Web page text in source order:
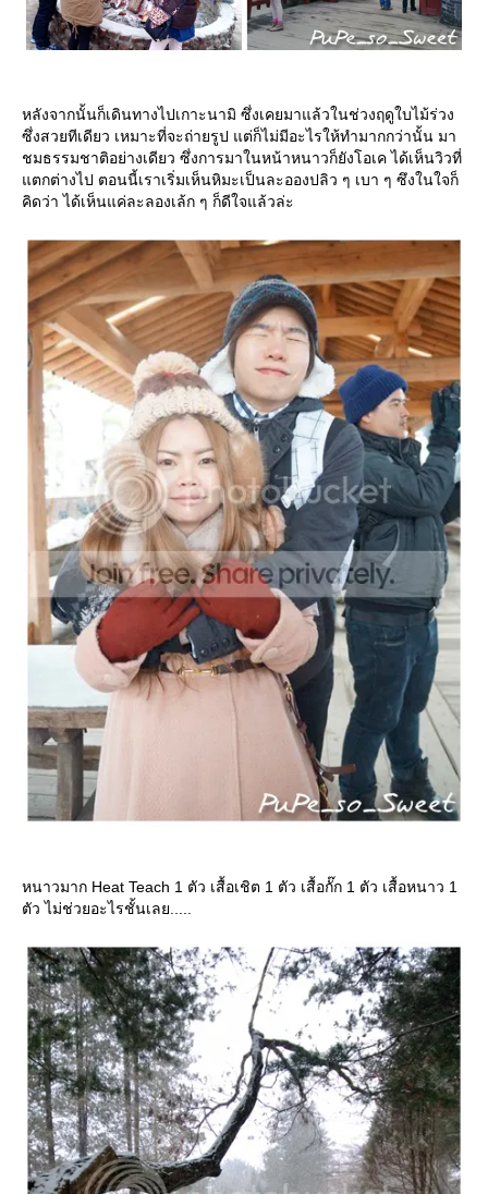
หลังจากนั้นก็เดินทางไปเกาะนามิ ซึ่งเคยมาแล้วในช่วงฤดูใบไม้ร่วง
ซึ่งสวยทีเดียว เหมาะที่จะถ่ายรูป แต่ก็ไม่มีอะไรให้ทำมากกว่านั้น มา
ชมธรรมชาติอย่างเดียว ซึ่งการมาในหน้าหนาวก็ยังโอเค ได้เห็นวิวที่
ตกต่างไป ตอนนี้เราเริ่มเห็นหิมะเป็นละอองปลิว ๆ เบา ๆ ซึงในใจก็
คิดว่า ได้เห็นแค่ละลองเล้ก ๆ ก็ดีใจแล้วล่ะ
หนาวมาก Heat Teach 1 ตัว เสื้อเชิต 1 ตัว เสื้อกั๊ก 1 ตัว เสื้อหนาว 1
ตัว ไม่ช่วยอะไรชั้นเลย.....